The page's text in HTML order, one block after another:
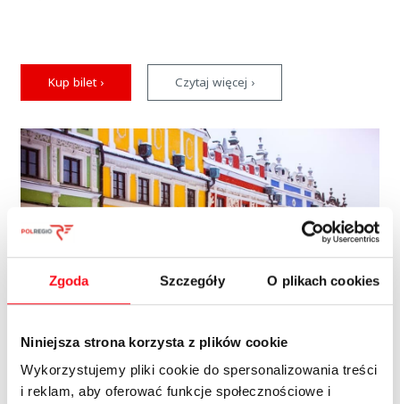
Zgoda Szczegóły O plikach cookies
Niniejsza strona korzysta z plików cookie
Wykorzystujemy pliki cookie do spersonalizowania treści
i reklam, aby oferować funkcje społecznościowe i
Kup bilet › Czytaj więcej ›
20.01.2023